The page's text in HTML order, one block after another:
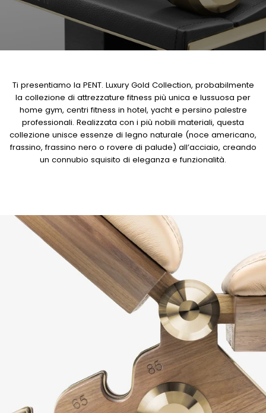
Ti presentiamo la PENT. Luxury Gold Collection, probabilmente
la collezione di attrezzature fitness più unica e lussuosa per
home gym, centri fitness in hotel, yacht e persino palestre
professionali. Realizzata con i più nobili materiali, questa
collezione unisce essenze di legno naturale (noce americano,
frassino, frassino nero o rovere di palude) all’acciaio, creando
un connubio squisito di eleganza e funzionalità.